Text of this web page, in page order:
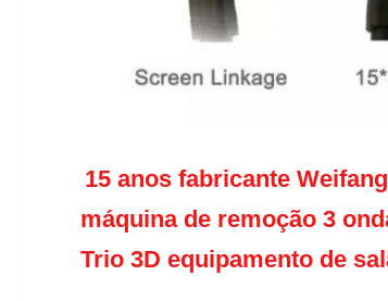
15 anos fabricante
máquina de remoção 3
Trio 3D equipamento de